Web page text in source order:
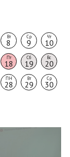
Вт
8
Ср
9
Чт
10
Пт
18
Сб
19
Вс
20
ПН
28
Вт
29
Ср
30